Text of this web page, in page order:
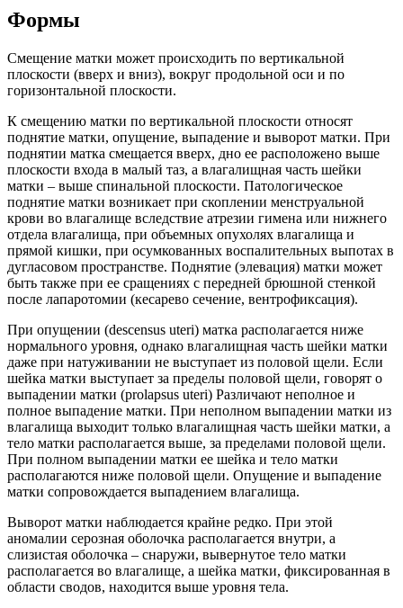
Формы
Смещение матки может происходить по вертикальной
плоскости (вверх и вниз), вокруг продольной оси и по
горизонтальной плоскости.
К смещению матки по вертикальной плоскости относят
поднятие матки, опущение, выпадение и выворот матки. При
поднятии матка смещается вверх, дно ее расположено выше
плоскости входа в малый таз, а влагалищная часть шейки
матки – выше спинальной плоскости. Патологическое
поднятие матки возникает при скоплении менструальной
крови во влагалище вследствие атрезии гимена или нижнего
отдела влагалища, при объемных опухолях влагалища и
прямой кишки, при осумкованных воспалительных выпотах в
дугласовом пространстве. Поднятие (элевация) матки может
быть также при ее сращениях с передней брюшной стенкой
после лапаротомии (кесарево сечение, вентрофиксация).
При опущении (descensus uteri) матка располагается ниже
нормального уровня, однако влагалищная часть шейки матки
даже при натуживании не выступает из половой щели. Если
шейка матки выступает за пределы половой щели, говорят о
выпадении матки (prolapsus uteri) Различают неполное и
полное выпадение матки. При неполном выпадении матки из
влагалища выходит только влагалищная часть шейки матки, а
тело матки располагается выше, за пределами половой щели.
При полном выпадении матки ее шейка и тело матки
располагаются ниже половой щели. Опущение и выпадение
матки сопровождается выпадением влагалища.
Выворот матки наблюдается крайне редко. При этой
аномалии серозная оболочка располагается внутри, а
слизистая оболочка – снаружи, вывернутое тело матки
располагается во влагалище, а шейка матки, фиксированная в
области сводов, находится выше уровня тела.